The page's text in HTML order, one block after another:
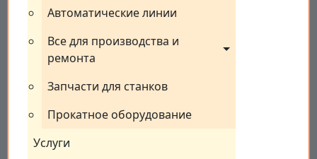
Автоматические линии
Все для производства и
ремонта
Запчасти для станков
Прокатное оборудование
Услуги